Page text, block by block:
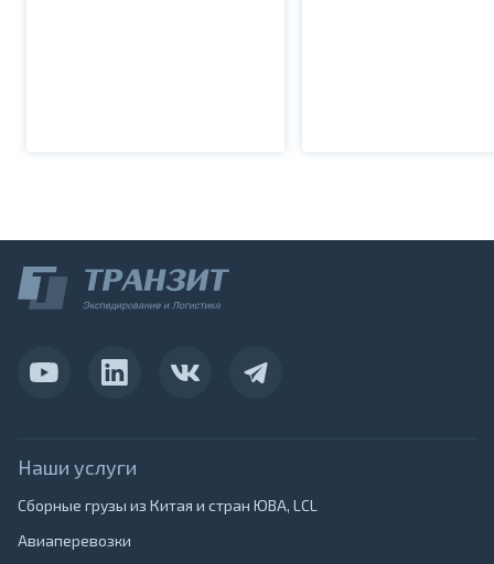
Наши услуги
Сборные грузы из Китая и стран ЮВА, LCL
Авиаперевозки